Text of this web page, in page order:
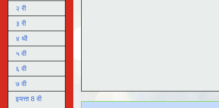
२ री
३ री
४ थी
५ वी
६ वी
७ वी
इयत्ता 8 वी